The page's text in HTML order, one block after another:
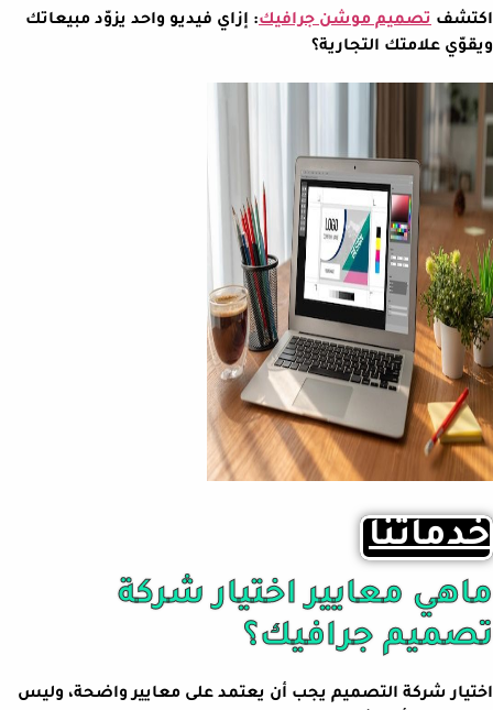
اكتشف تصميم موشن جرافيك: إزاي فيديو واحد يزوّد مبيعاتك
ويقوّي علامتك التجارية؟
خدماتنا
ماهي معايير اختيار شركة
تصميم جرافيك؟
اختيار شركة التصميم يجب أن يعتمد على معايير واضحة، وليس